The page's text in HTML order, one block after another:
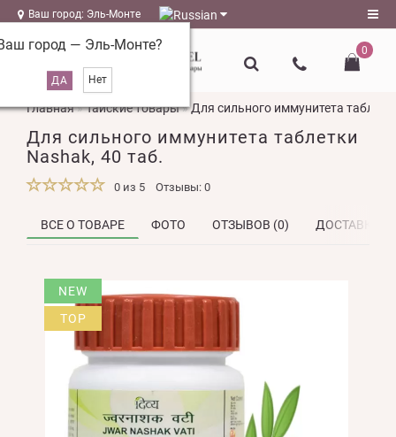
Ваш город: Эль-Монте
город — Эль-Монте?
Регистрация
Авторизация
закладки0
0
Главная Тайские товары Для сильного иммунитета
Для сильного иммунитета таблетки
Nashak, 40 таб.
0 из 5 Отзывы: 0
ВСЕ О ТОВАРЕ ФОТО ОТЗЫВОВ (0) ДОСТАВКА
NEW
TOP